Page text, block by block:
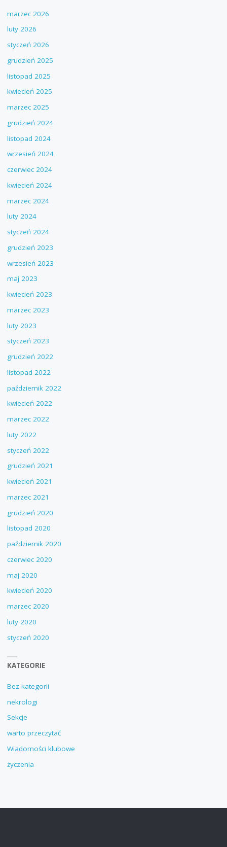
marzec 2026
luty 2026
styczeń 2026
grudzień 2025
listopad 2025
kwiecień 2025
marzec 2025
grudzień 2024
listopad 2024
wrzesień 2024
czerwiec 2024
kwiecień 2024
marzec 2024
luty 2024
styczeń 2024
grudzień 2023
wrzesień 2023
maj 2023
kwiecień 2023
marzec 2023
luty 2023
styczeń 2023
grudzień 2022
listopad 2022
październik 2022
kwiecień 2022
marzec 2022
luty 2022
styczeń 2022
grudzień 2021
kwiecień 2021
marzec 2021
grudzień 2020
listopad 2020
październik 2020
czerwiec 2020
maj 2020
kwiecień 2020
marzec 2020
luty 2020
styczeń 2020
KATEGORIE
Bez kategorii
nekrologi
Sekcje
warto przeczytać
Wiadomości klubowe
życzenia